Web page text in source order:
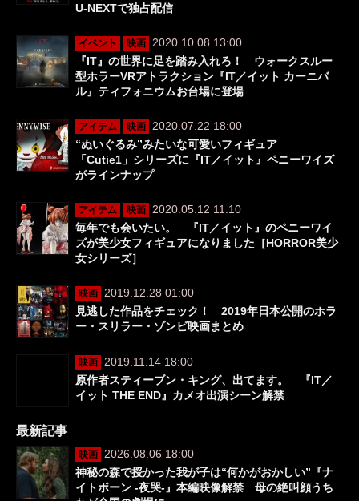
U-NEXTで独占配信
イベント 映画
2020.10.08 13:00
『IT』の世界に足を踏み入れろ！ ウォークスルー
型ホラーVRアトラクション『IT／イット カーニバ
ル』ティフォニウムお台場に登場
アイテム 映画
2020.07.22 18:00
“ぬいぐるみ”みたいな可愛いフィギュア
「Cutie1」シリーズに『IT／イット』ペニーワイズ
がラインナップ
アイテム 映画
2020.05.12 11:10
毎年でも会いたい。 『IT／イット』のペニーワイ
ズが美少女フィギュアになりました［HORROR美少
女シリーズ］
映画
2019.12.28 01:00
見逃した作品をチェック！ 2019年日本公開のホラ
ー・スリラー・ゾンビ映画まとめ
映画
2019.11.14 18:00
原作者スティーブン・キング、出てます。 『IT／
イット THE END』カメオ出演シーン解禁
最新記事
映画
2026.08.06 18:00
神秘の森で授かった我が子は“何かがおかしい”『ナ
イトボーン -夜哭-』本編映像解禁 母の絶叫顔うち